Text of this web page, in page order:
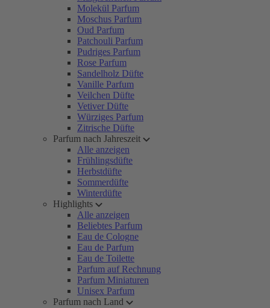
Molekül Parfum
Moschus Parfum
Oud Parfum
Patchouli Parfum
Pudriges Parfum
Rose Parfum
Sandelholz Düfte
Vanille Parfum
Veilchen Düfte
Vetiver Düfte
Würziges Parfum
Zitrische Düfte
Parfum nach Jahreszeit
Alle anzeigen
Frühlingsdüfte
Herbstdüfte
Sommerdüfte
Winterdüfte
Highlights
Alle anzeigen
Beliebtes Parfum
Eau de Cologne
Eau de Parfum
Eau de Toilette
Parfum auf Rechnung
Parfum Miniaturen
Unisex Parfum
Parfum nach Land